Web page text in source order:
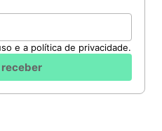
e a política de privacidade.
receber